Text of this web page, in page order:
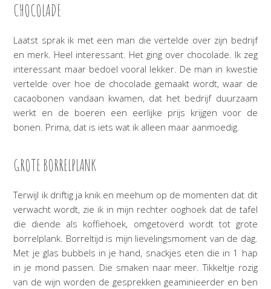
CHOCOLADE
Laatst sprak ik met een man die vertelde over zijn bedrijf
en merk. Heel interessant. Het ging over chocolade. Ik zeg
interessant maar bedoel vooral lekker. De man in kwestie
vertelde over hoe de chocolade gemaakt wordt, waar de
cacaobonen vandaan kwamen, dat het bedrijf duurzaam
werkt en de boeren een eerlijke prijs krijgen voor de
bonen. Prima, dat is iets wat ik alleen maar aanmoedig.
GROTE BORRELPLANK
Terwijl ik driftig ja knik en meehum op de momenten dat dit
verwacht wordt, zie ik in mijn rechter ooghoek dat de tafel
die diende als koffiehoek, omgetoverd wordt tot grote
borrelplank. Borreltijd is mijn lievelingsmoment van de dag.
Met je glas bubbels in je hand, snackjes eten die in 1 hap
in je mond passen. Die smaken naar meer. Tikkeltje rozig
van de wijn worden de gesprekken geaminieerder en ben